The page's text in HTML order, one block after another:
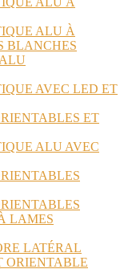
ALU À
BLANCHES
AVEC LED ET
ET
ALU AVEC
LAMES
LATÉRAL
ORIENTABLE